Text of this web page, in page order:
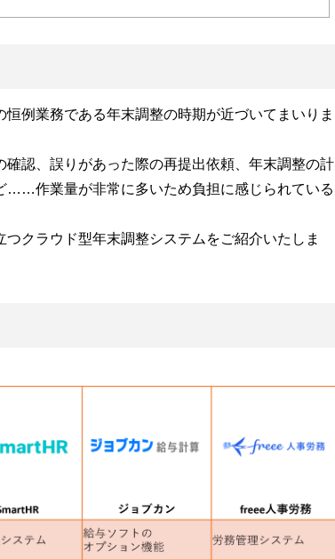
例業務である年末調整の時期が近づいてまいりま
認、誤りがあった際の再提出依頼、年末調整の計
……作業量が非常に多いため負担に感じられている
クラウド型年末調整システムをご紹介いたしま